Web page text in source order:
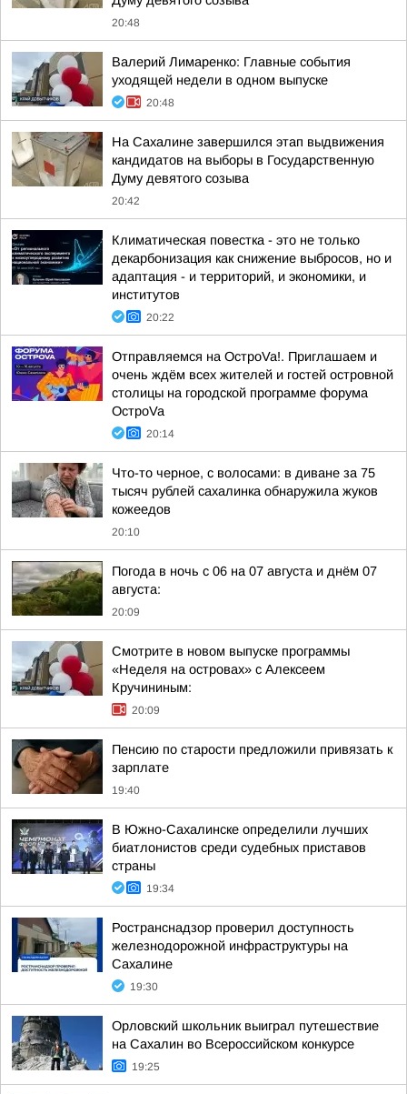
20:48
Валерий Лимаренко: Главные события
уходящей недели в одном выпуске
20:48
На Сахалине завершился этап выдвижения
кандидатов на выборы в Государственную
Думу девятого созыва
20:42
Климатическая повестка - это не только
декарбонизация как снижение выбросов, но и
адаптация - и территорий, и экономики, и
институтов
20:22
Отправляемся на ОстроVa!. Приглашаем и
очень ждём всех жителей и гостей островной
столицы на городской программе форума
ОстроVa
20:14
Что-то черное, с волосами: в диване за 75
тысяч рублей сахалинка обнаружила жуков
кожеедов
20:10
Погода в ночь с 06 на 07 августа и днём 07
августа:
20:09
Смотрите в новом выпуске программы
«Неделя на островах» с Алексеем
Кручининым:
20:09
Пенсию по старости предложили привязать к
зарплате
19:40
В Южно-Сахалинске определили лучших
биатлонистов среди судебных приставов
страны
19:34
Ространснадзор проверил доступность
железнодорожной инфраструктуры на
Сахалине
19:30
Орловский школьник выиграл путешествие
на Сахалин во Всероссийском конкурсе
19:25